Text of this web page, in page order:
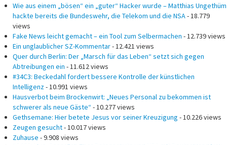
Wie aus einem „bösen“ ein „guter“ Hacker wurde – Matthias Ungethüm
hackte bereits die Bundeswehr, die Telekom und die NSA - 18.779
views
Fake News leicht gemacht – ein Tool zum Selbermachen - 12.739 views
Ein unglaublicher SZ-Kommentar- 12.421 views
Quer durch Berlin: Der „Marsch für das Leben“ setzt sich gegen
Abtreibungen ein - 11.612 views
#34C3: Beckedahl fordert bessere Kontrolle der künstlichen
Intelligenz - 10.991 views
Hausverbot beim Brockenwirt: „Neues Personal zu bekommen ist
schwerer als neue Gäste“- 10.277 views
Gethsemane: Hier betete Jesus vor seiner Kreuzigung - 10.226 views
Zeugen gesucht- 10.017 views
Zuhause - 9.908 views